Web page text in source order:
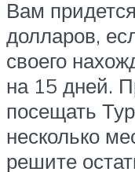
Вам
долларов,
своего
на 15 дней.
посещать
несколько
решите